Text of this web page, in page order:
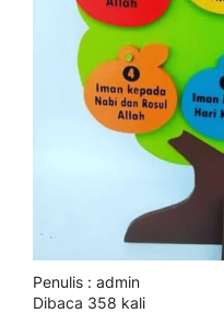
Penulis : admin
Dibaca 358 kali